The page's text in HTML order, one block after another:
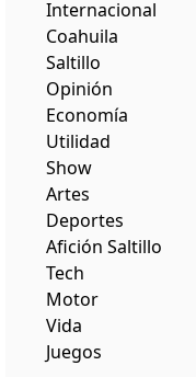
Internacional
Coahuila
Saltillo
Opinión
Economía
Utilidad
Show
Artes
Deportes
Afición Saltillo
Tech
Motor
Vida
Juegos